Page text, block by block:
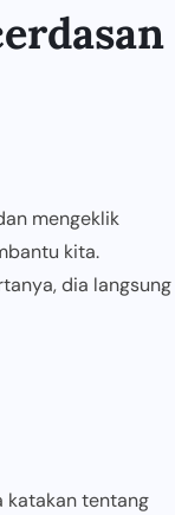
mengeklik
kita.
dia langsung
katakan tentang